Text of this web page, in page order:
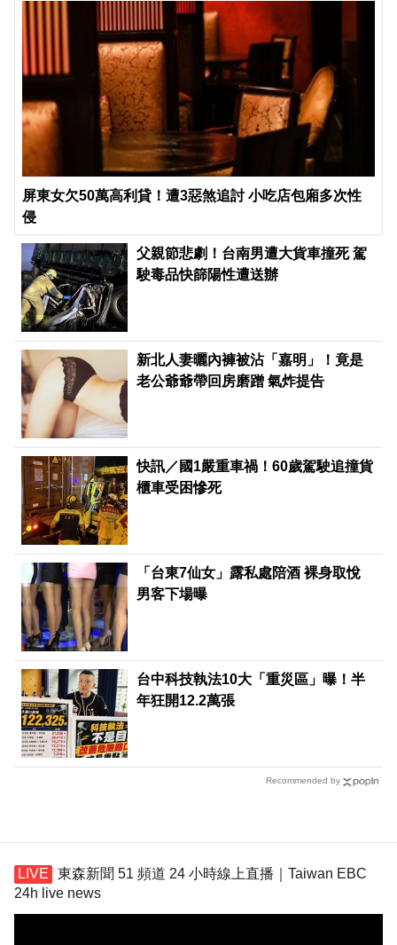
屏東女欠50萬高利貸！遭3惡煞追討 小吃店包廂多次性
侵
父親節悲劇！台南男遭大貨車撞死 駕
駛毒品快篩陽性遭送辦
新北人妻曬內褲被沾「嘉明」！竟是
老公爺爺帶回房磨蹭 氣炸提告
快訊／國1嚴重車禍！60歲駕駛追撞貨
櫃車受困慘死
「台東7仙女」露私處陪酒 裸身取悅
男客下場曝
台中科技執法10大「重災區」曝！半
年狂開12.2萬張
Recommended by
東森新聞 51 頻道 24 小時線上直播｜Taiwan EBC
24h live news